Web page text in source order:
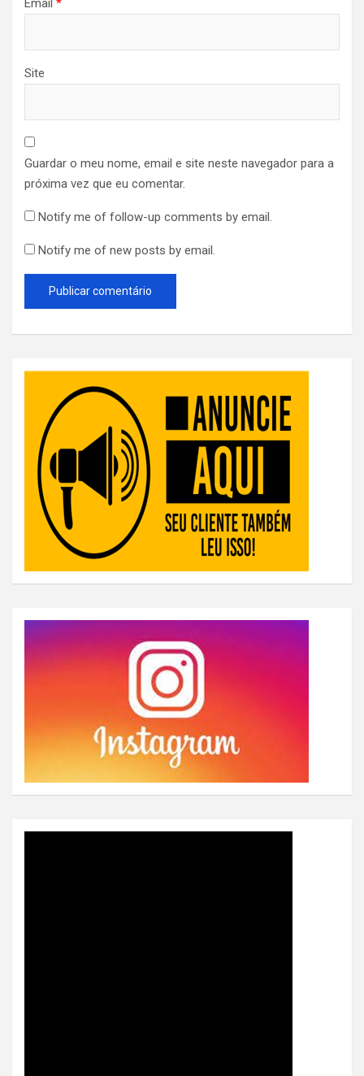
Email *
Site
Guardar o meu nome, email e site neste navegador para a
próxima vez que eu comentar.
Notify me of follow-up comments by email.
Notify me of new posts by email.